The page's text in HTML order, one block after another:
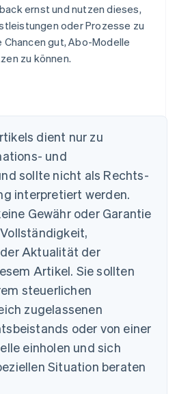
ernst und nutzen dieses,
oder Prozesse zu
gut, Abo-Modelle
zu können.
dient nur zu
und
sollte nicht als Rechts-
interpretiert werden.
Gewähr oder Garantie
Aktualität der
Artikel. Sie sollten
steuerlichen
zugelassenen
oder von einer
einholen und sich
Situation beraten
English